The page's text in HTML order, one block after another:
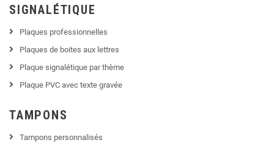
SIGNALÉTIQUE
Plaques professionnelles
Plaques de boites aux lettres
Plaque signalétique par thème
Plaque PVC avec texte gravée
TAMPONS
Tampons personnalisés